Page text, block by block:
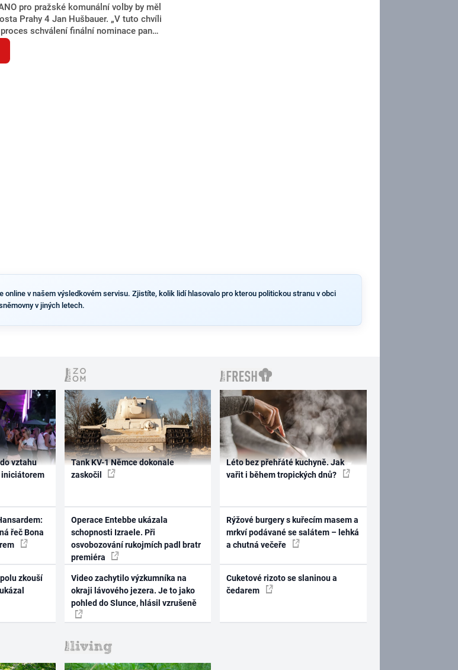
pro pražské komunální volby by měl
Prahy 4 Jan Hušbauer. „V tuto chvíli
schválení finální nominace pana
Výborem hnutí ANO,“ uvedl pro
pražského ANO Martin
se spekulovalo jako o
v našem výsledkovém servisu. Zjistíte, kolik lidí hlasovalo pro kterou politickou stranu v obci
v jiných letech.
vztahu
iniciátorem
řeč Bona
zkouší
Tank KV-1 Němce dokonale
zaskočil
Operace Entebbe ukázala
schopnosti Izraele. Při
osvobozování rukojmích padl bratr
premiéra
Video zachytilo výzkumníka na
okraji lávového jezera. Je to jako
pohled do Slunce, hlásil vzrušeně
Léto bez přehřáté kuchyně. Jak
vařit i během tropických dnů?
Rýžové burgery s kuřecím masem a
mrkví podávané se salátem – lehká
a chutná večeře
Cuketové rizoto se slaninou a
čedarem